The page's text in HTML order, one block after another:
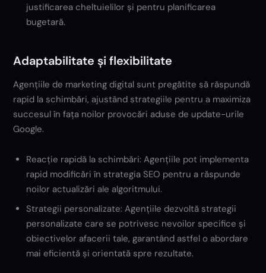
justificarea cheltuielilor și pentru planificarea
bugetară.
Adaptabilitate și flexibilitate
Agențiile de marketing digital sunt pregătite să răspundă
rapid la schimbări, ajustând strategiile pentru a maximiza
succesul în fața noilor provocări aduse de update-urile
Google.
Reacție rapidă la schimbări: Agențiile pot implementa
rapid modificări în strategia SEO pentru a răspunde
noilor actualizări ale algoritmului.
Strategii personalizate: Agențiile dezvoltă strategii
personalizate care se potrivesc nevoilor specifice și
obiectivelor afacerii tale, garantând astfel o abordare
mai eficientă și orientată spre rezultate.